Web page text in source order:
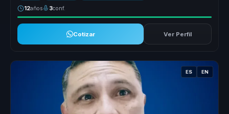
12años 3conf.
Cotizar Ver Perfil
ES EN